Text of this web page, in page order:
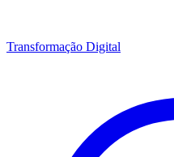
Transformação Digital